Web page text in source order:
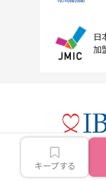
キープする
日
加